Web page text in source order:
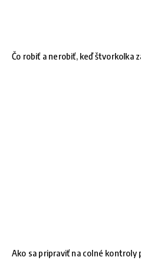
Čo robiť a nerobiť, keď štvorkolka
Ako sa pripraviť na colné kontroly